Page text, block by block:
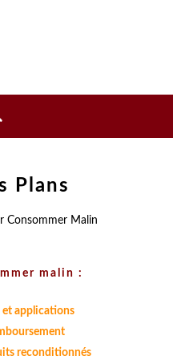
Plans
malin :
et applications
reconditionnés